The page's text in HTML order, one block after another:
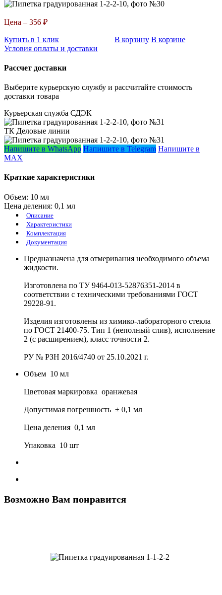
Цена – 356 ₽
Купить в 1 клик В корзину В корзине
Условия оплаты и доставки
Рассчет доставки
Выберите курьерскую службу и рассчитайте стоимость
доставки товара
Курьерская служба СДЭК
ТК Деловые линии
Напишите в WhatsApp Напишите в Telegram Напишите в
MAX
Краткие характеристики
Объем: 10 мл
Цена деления: 0,1 мл
Описание
Характеристики
Комплектация
Документация
Предназначена для отмеривания необходимого объема
жидкости.
Изготовлена по ТУ 9464-013-52876351-2014 в
соответствии с техническими требованиями ГОСТ
29228-91.
Изделия изготовлены из химико-лабораторного стекла
по ГОСТ 21400-75. Тип 1 (неполный слив), исполнение
2 (с расширением), класс точности 2.
РУ № РЗН 2016/4740 от 25.10.2021 г.
Объем 10 мл
Цветовая маркировка оранжевая
Допустимая погрешность ± 0,1 мл
Цена деления 0,1 мл
Упаковка 10 шт
Возможно Вам понравится